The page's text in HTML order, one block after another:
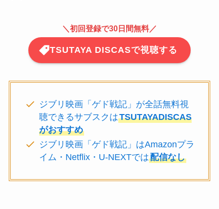
＼ 初回登録で30日間無料／
TSUTAYA DISCASで視聴する
ジブリ映画「ゲド戦記」が全話無料視
聴できるサブスクはTSUTAYADISCAS
がおすすめ
ジブリ映画「ゲド戦記」はAmazonプラ
イム・Netflix・U-NEXTでは配信なし